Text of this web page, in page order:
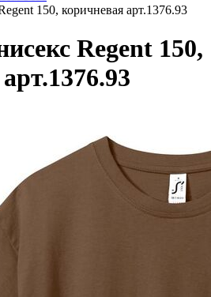
150, коричневая арт.1376.93
Regent 150,